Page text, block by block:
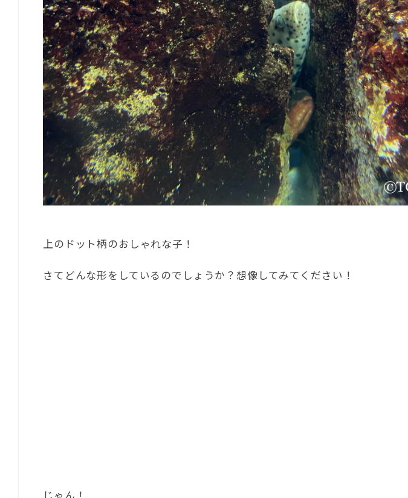
上のドット柄のおしゃれな子！
さてどんな形をしているのでしょうか？想像してみてください！